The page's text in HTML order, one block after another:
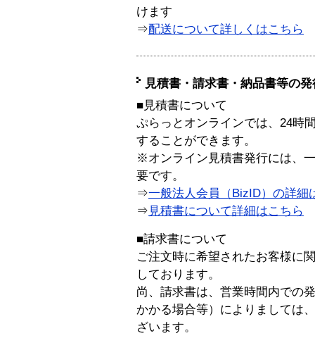
けます
⇒配送について詳しくはこちら
見積書・請求書・納品書等の
■見積書について
ぷらっとオンラインでは、24時
することができます。
※オンライン見積書発行には、
要です。
⇒一般法人会員（BizID）の詳細
⇒ 見積書について詳細はこちら
■請求書について
ご注文時に希望されたお客様に
しております。
尚、請求書は、営業時間内での
かかる場合等）によりましては
ざいます。